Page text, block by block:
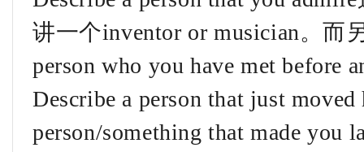
讲一个inventor or musician。而
person who you have met before
Describe a person that just
person/something that made